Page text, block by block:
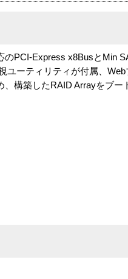
のPCI-Express x8BusとMin
ユーティリティが付属、
構築したRAID Arrayをブー